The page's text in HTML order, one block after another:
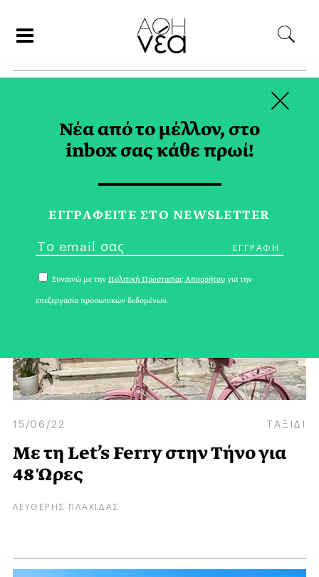
ΤΗΝΟΣ TAG
15/06/22 ΤΑΞΙΔΙ
Με τη Let’s Ferry στην Τήνο για
48 Ώρες
ΛΕΥΘΕΡΗΣ ΠΛΑΚΙΔΑΣ
Νέα από το μέλλον, στο
inbox σας κάθε πρωί!
ΕΓΓPΑΦΕΙΤΕ ΣΤΟ NEWSLETTER
Συναινώ με την Πολιτική Προστασίας Απορρήτου για την
επεξεργασία προσωπικών δεδομένων.
×